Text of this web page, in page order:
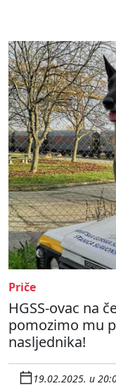
Priče
HGSS-ovac na
pomozimo mu
nasljednika!
19.02.2025. u